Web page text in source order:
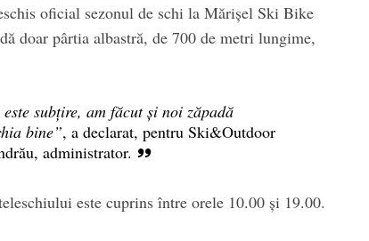
oficial sezonul de schi la Mărișel Ski Bike
doar pârtia albastră, de 700 de metri lungime,
subțire, am făcut și noi zăpadă
bine”, a declarat, pentru Ski&Outdoor
administrator.
este cuprins între orele 10.00 și 19.00.